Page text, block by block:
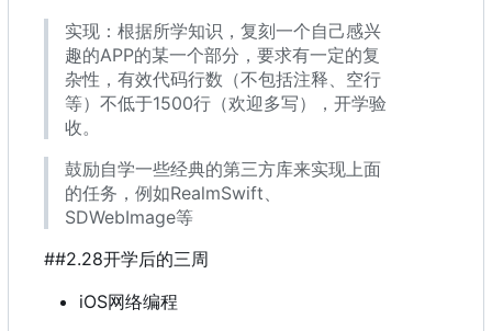
实现 ： 根据所学知识 ， 复刻一个自己感兴
趣的APP的某一个部分 ， 要求有一定的复
杂性 ， 有效代码行数 （不包括注释、空行
等） 不低于1500行 （欢迎多写） ， 开学验
收。
鼓励自学一些经典的第三方库来实现上面
的任务 ， 例如RealmSwift、
SDWebImage等
##2.28开学后的三周
iOS网络编程